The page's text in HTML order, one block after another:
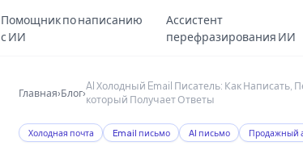
Помощник по написанию
с ИИ
Ассистент
перефразирования ИИ
Главная›Блог›
AI Холодный Email Писатель: Как Написать,
который Получает Ответы
Холодная почта Email письмо AI письмо Продажный